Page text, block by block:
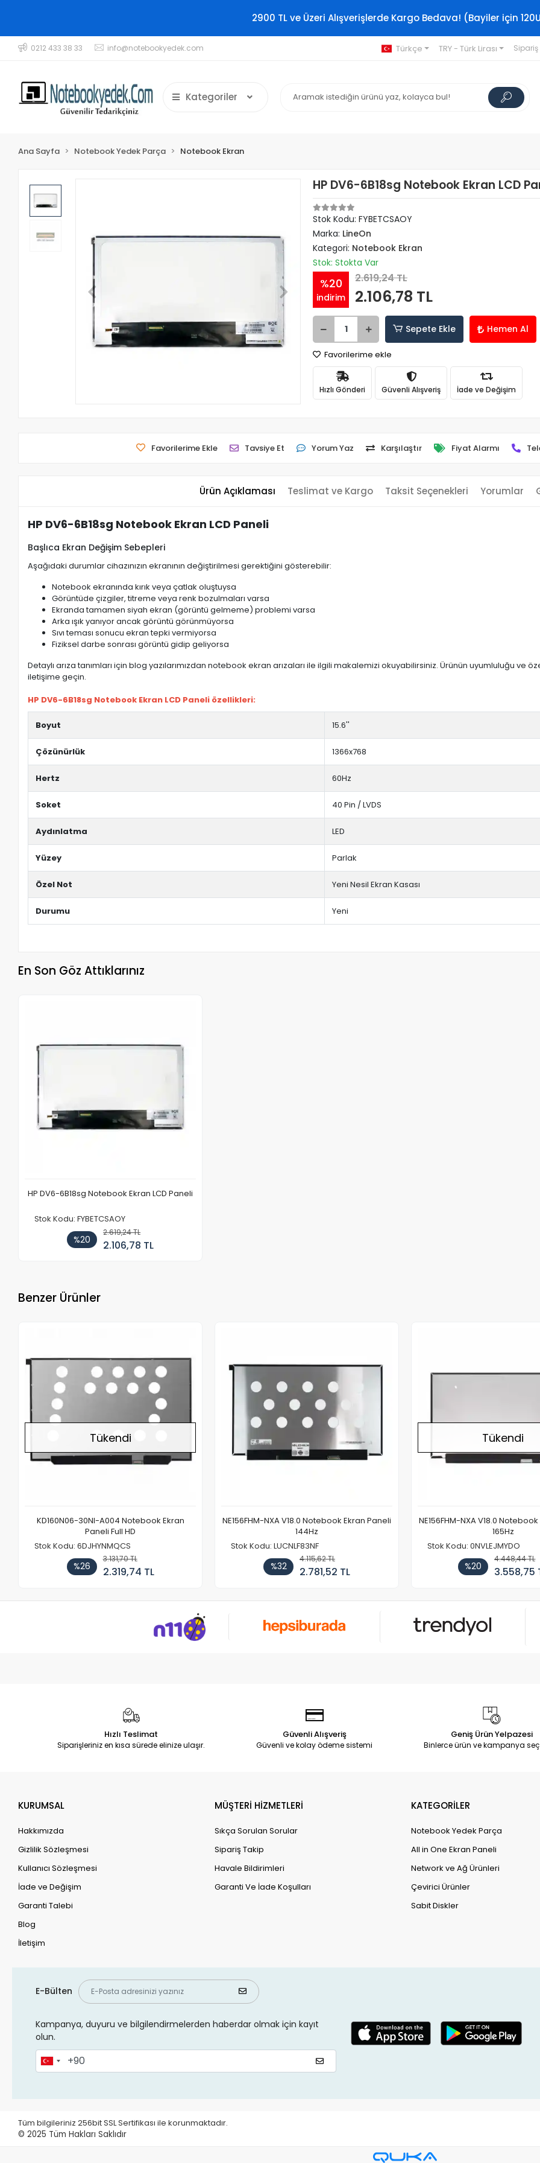
2900 TL ve Üzeri Alışverişlerde Kargo Bedava! (Bayiler için
0212 433 38 33 info@notebookyedek.com Türkçe TRY - Türk Lirası
Kategoriler
Ana Sayfa Notebook Yedek Parça Notebook Ekran
HP DV6-6B18sg Notebook Ekran LCD
Stok Kodu: FYBETCSAOY
Marka: LineOn
Kategori: Notebook Ekran
Stok: Stokta Var
%20
indirim
2.619,24 TL
2.106,78 TL
Sepete Ekle Hemen Al
Favorilerime ekle
Hızlı Gönderi Güvenli Alışveriş İade ve Değişim
Favorilerime Ekle Tavsiye Et Yorum Yaz Karşılaştır Fiyat Alarmı
Ürün Açıklaması Teslimat ve Kargo Taksit Seçenekleri Yorumlar
HP DV6-6B18sg Notebook Ekran LCD Paneli
Başlıca Ekran Değişim Sebepleri
Aşağıdaki durumlar cihazınızın ekranının değiştirilmesi gerektiğini gösterebilir:
Notebook ekranında kırık veya çatlak oluştuysa
Görüntüde çizgiler, titreme veya renk bozulmaları varsa
Ekranda tamamen siyah ekran (görüntü gelmeme) problemi varsa
Arka ışık yanıyor ancak görüntü görünmüyorsa
Sıvı teması sonucu ekran tepki vermiyorsa
Fiziksel darbe sonrası görüntü gidip geliyorsa
Detaylı arıza tanımları için blog yazılarımızdan notebook ekran arızaları ile ilgili makalemizi okuyabilirsiniz. Ürünün uyumluluğu
iletişime geçin.
HP DV6-6B18sg Notebook Ekran LCD Paneli özellikleri:
Boyut 15.6''
Çözünürlük 1366x768
Hertz 60Hz
Soket 40 Pin / LVDS
Aydınlatma LED
Yüzey Parlak
Özel Not Yeni Nesil Ekran Kasası
Durumu Yeni
En Son Göz Attıklarınız
HP DV6-6B18sg Notebook Ekran LCD Paneli
Stok Kodu: FYBETCSAOY
%20
2.619,24 TL
2.106,78 TL
Benzer Ürünler
Tükendi
KD160N06-30NI-A004 Notebook Ekran
Paneli Full HD
Stok Kodu: 6DJHYNMQCS
%26
3.131,70 TL
2.319,74 TL
NE156FHM-NXA V18.0 Notebook Ekran Paneli
144Hz
Stok Kodu: LUCNLF83NF
%32
4.115,62 TL
2.781,52 TL
Tükendi
NE156FHM-NXA V18.0
165Hz
Stok Kodu: 0NVLEJMYDO
%20
4.448,44 TL
3.558,75
Hızlı Teslimat
Siparişleriniz en kısa sürede elinize ulaşır.
Güvenli Alışveriş
Güvenli ve kolay ödeme sistemi
Geniş Ürün Yelpazesi
Binlerce ürün ve kampanya
KURUMSAL
Hakkımızda
Gizlilik Sözleşmesi
Kullanıcı Sözleşmesi
İade ve Değişim
Garanti Talebi
Blog
İletişim
MÜŞTERİ HİZMETLERİ
Sıkça Sorulan Sorular
Sipariş Takip
Havale Bildirimleri
Garanti Ve İade Koşulları
KATEGORİLER
Notebook Yedek Parça
All in One Ekran Paneli
Network ve Ağ Ürünleri
Çevirici Ürünler
Sabit Diskler
E-Bülten
Kampanya, duyuru ve bilgilendirmelerden haberdar olmak için kayıt
olun.
Tüm bilgileriniz 256bit SSL Sertifikası ile korunmaktadır.
© 2025 Tüm Hakları Saklıdır